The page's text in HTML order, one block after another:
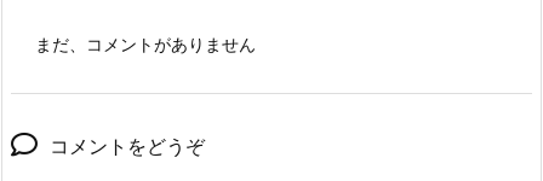
まだ、コメントがありません
コメントをどうぞ